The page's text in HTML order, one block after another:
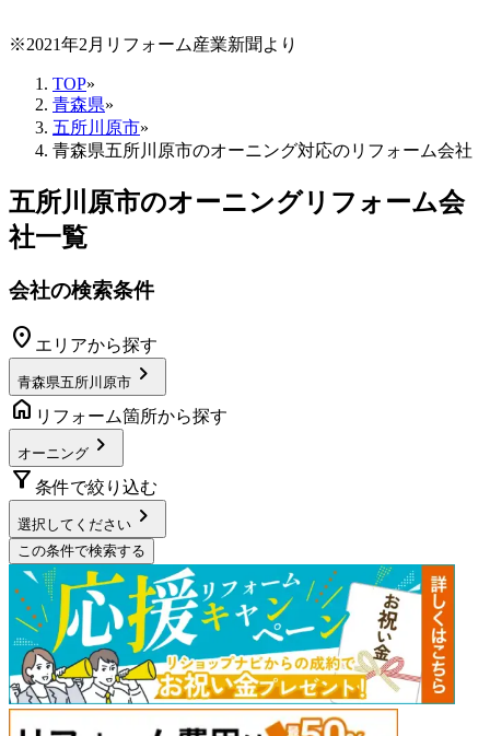
※2021年2月リフォーム産業新聞より
TOP»
青森県»
五所川原市»
青森県五所川原市のオーニング対応のリフォーム会社
五所川原市のオーニングリフォーム会
社一覧
会社の検索条件
location_on エリアから探す
青森県五所川原市 chevron_right
home リフォーム箇所から探す
オーニング chevron_right
filter_alt 条件で絞り込む
選択してください chevron_right
この条件で検索する